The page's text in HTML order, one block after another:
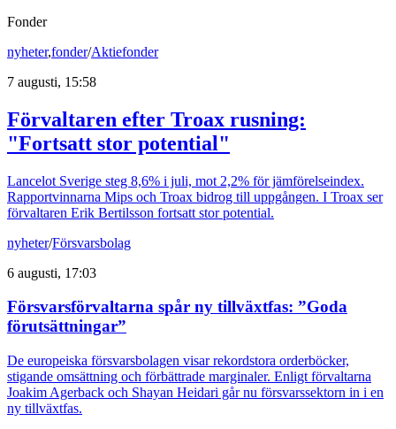
Fonder
nyheter,fonder/Aktiefonder
7 augusti, 15:58
Förvaltaren efter Troax rusning:
"Fortsatt stor potential"
Lancelot Sverige steg 8,6% i juli, mot 2,2% för jämförelseindex.
Rapportvinnarna Mips och Troax bidrog till uppgången. I Troax ser
förvaltaren Erik Bertilsson fortsatt stor potential.
nyheter/Försvarsbolag
6 augusti, 17:03
Försvarsförvaltarna spår ny tillväxtfas: ”Goda
förutsättningar”
De europeiska försvarsbolagen visar rekordstora orderböcker,
stigande omsättning och förbättrade marginaler. Enligt förvaltarna
Joakim Agerback och Shayan Heidari går nu försvarssektorn in i en
ny tillväxtfas.